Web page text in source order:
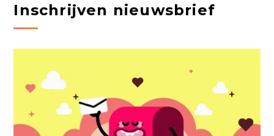
Inschrijven nieuwsbrief